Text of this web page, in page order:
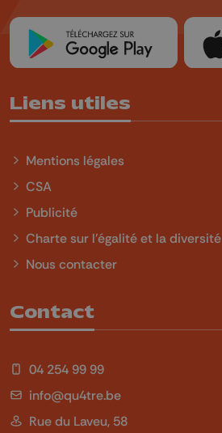
Liens utiles
Mentions légales
CSA
Publicité
Charte sur l'égalité et la diversité
Nous contacter
Contact
04 254 99 99
info@qu4tre.be
Rue du Laveu, 58